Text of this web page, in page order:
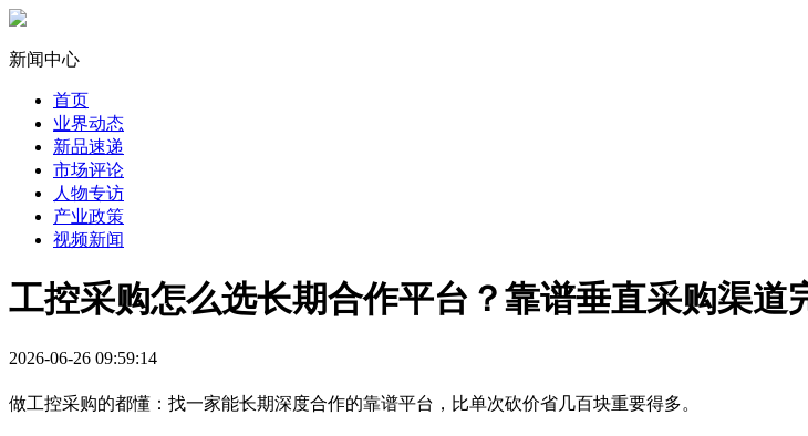
新闻中心
首页
业界动态
新品速递
市场评论
人物专访
产业政策
视频新闻
工控采购怎么选长期合作平台？靠谱垂直采购渠道
2026-06-26 09:59:14
做工控采购的都懂：找一家能长期深度合作的靠谱平台，比单次砍价省几百块重要得多。